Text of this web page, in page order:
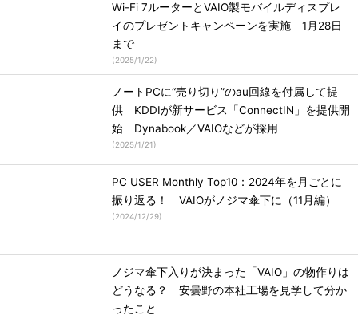
Wi-Fi 7ルーターとVAIO製モバイルディスプレ
イのプレゼントキャンペーンを実施 1月28日
まで
(2025/1/22)
ノートPCに“売り切り”のau回線を付属して提
供 KDDIが新サービス「ConnectIN」を提供開
始 Dynabook／VAIOなどが採用
(2025/1/21)
PC USER Monthly Top10：2024年を月ごとに
振り返る！ VAIOがノジマ傘下に（11月編）
(2024/12/29)
ノジマ傘下入りが決まった「VAIO」の物作りは
どうなる？ 安曇野の本社工場を見学して分か
ったこと